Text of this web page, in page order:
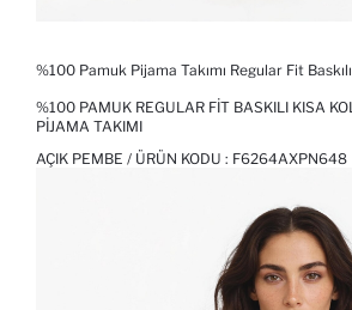
%100 Pamuk Pijama Takımı Regular Fit
%100 PAMUK REGULAR FIT BASKILI KISA
PIJAMA TAKIMI
AÇIK PEMBE / ÜRÜN KODU : F6264AXPN648